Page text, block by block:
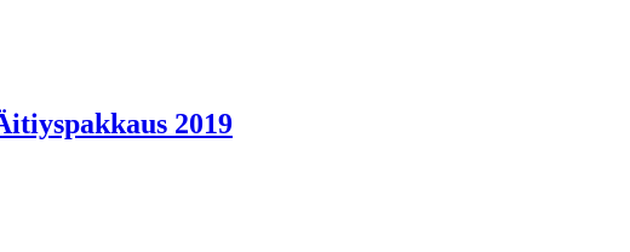
2019